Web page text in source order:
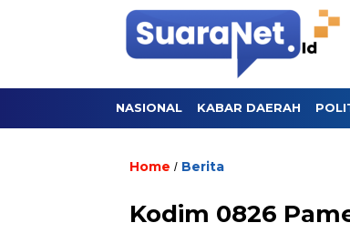
NASIONAL KABAR DAERAH
Home / Berita
Kodim 0826